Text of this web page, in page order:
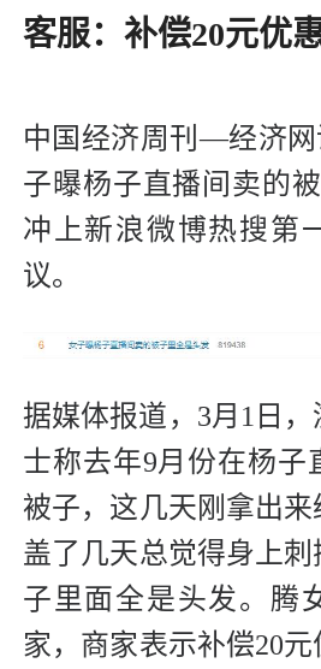
客服：补偿20元优
中国经济周刊—经济网
子曝杨子直播间卖的
冲上新浪微博热搜第
议。
据媒体报道，3月1日
士称去年9月份在杨子
被子，这几天刚拿出
盖了几天总觉得身上
子里面全是头发。腾
家，商家表示补偿20